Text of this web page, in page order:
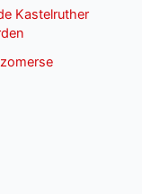
Kastelruther